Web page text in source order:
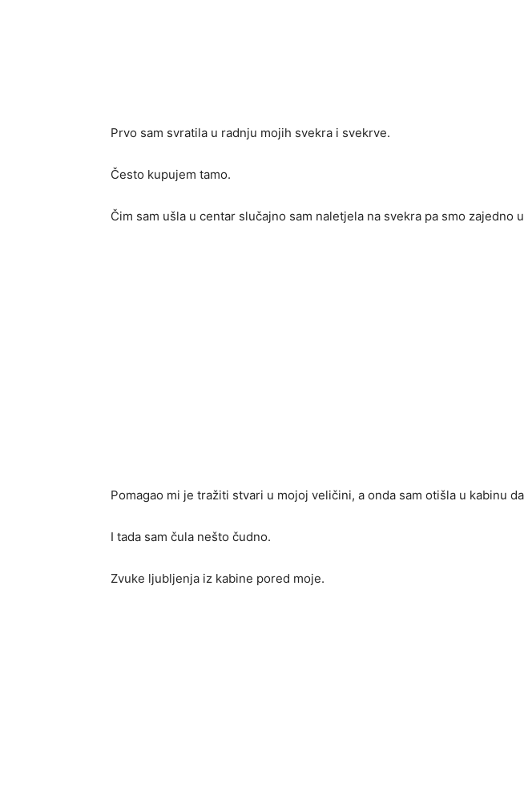
Prvo sam svratila u radnju mojih svekra i svekrve.
Često kupujem tamo.
Čim sam ušla u centar slučajno sam naletjela na svekra pa smo zajedno
Pomagao mi je tražiti stvari u mojoj veličini, a onda sam otišla u kabinu
I tada sam čula nešto čudno.
Zvuke ljubljenja iz kabine pored moje.